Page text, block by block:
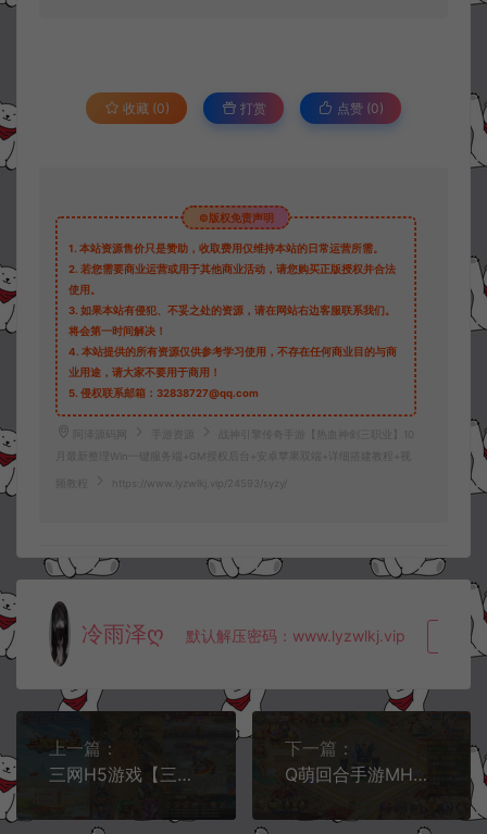
收藏 (0) 打赏 点赞 (0)
©版权免责声明
1. 本站资源售价只是赞助，收取费用仅维持本站的日常运营所需。
2. 若您需要商业运营或用于其他商业活动，请您购买正版授权并合法
使用。
3. 如果本站有侵犯、不妥之处的资源，请在网站右边客服联系我们。
将会第一时间解决！
4. 本站提供的所有资源仅供参考学习使用，不存在任何商业目的与商
业用途，请大家不要用于商用！
5. 侵权联系邮箱：32838727@qq.com
阿泽源码网 手游资源
战神引擎传奇手游【热血神剑三职业】10
月最新整理Win一键服务端+GM授权后台+安卓苹果双端+详细搭建教程+视
频教程 https://www.lyzwlkj.vip/24593/syzy/
冷雨泽ღ 默认解压密码：www.lyzwlkj.vip 复
上一篇：
三网H5游戏【三国创世纪H5】10月最新整理Win一键服务端+多区+GM授权后台+详细搭建教程
下一篇：
Q萌回合手游MH诛仙【醉月梦诛14职业】5月最新整理Linux手工服务端+本地IP验证+GM后台+安卓苹果双端+详细搭建教程+视频教程